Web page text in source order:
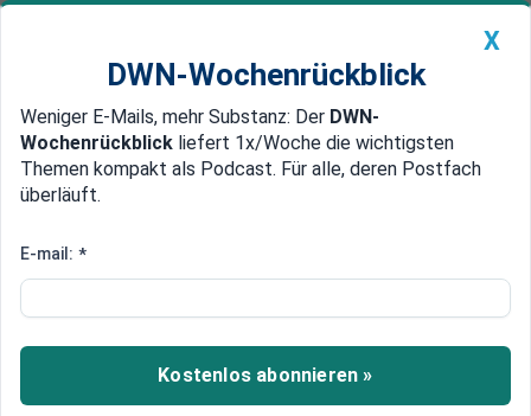
Newsticker MEIN DWN: Geldanlage Premium
Edelmetalle DWN-Magazin China
DSV ist ein Börsenwunder:
Keine andere dänische Aktie kann es mit der
DSV-Aktie aufnehmen, wenn es um die Rendite
geht. Eine Übernehme von DB Schenker baut
X
DWN-Wochenrückblick
Weniger E-Mails, mehr Substanz: Der DWN-
Wochenrückblick liefert 1x/Woche die wichtigsten
Themen kompakt als Podcast. Für alle, deren Postfach
überläuft.
E-mail: *
Kostenlos abonnieren »